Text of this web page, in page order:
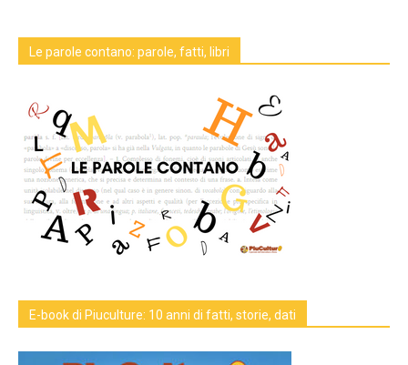
Le parole contano: parole, fatti, libri
E-book di Piuculture: 10 anni di fatti, storie, dati